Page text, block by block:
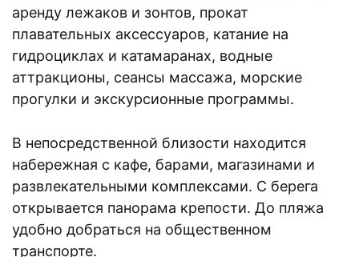
аренду лежаков и зонтов, прокат
плавательных аксессуаров, катание на
гидроциклах и катамаранах, водные
аттракционы, сеансы массажа, морские
прогулки и экскурсионные программы.
В непосредственной близости находится
набережная с кафе, барами, магазинами и
развлекательными комплексами. С берега
открывается панорама крепости. До пляжа
удобно добраться на общественном
транспорте.